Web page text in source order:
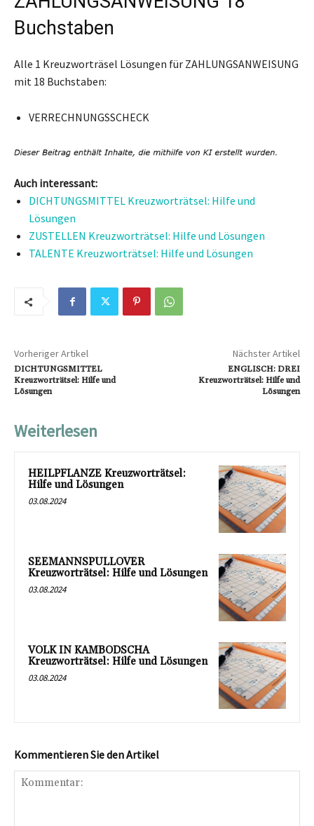
Buchstaben
Alle 1 Kreuzworträsel Lösungen für ZAHLUNGSANWEISUNG
mit 18 Buchstaben:
VERRECHNUNGSSCHECK
Auch interessant:
DICHTUNGSMITTEL Kreuzworträtsel: Hilfe und
Lösungen
ZUSTELLEN Kreuzworträtsel: Hilfe und Lösungen
TALENTE Kreuzworträtsel: Hilfe und Lösungen
Vorheriger Artikel
DICHTUNGSMITTEL
Kreuzworträtsel: Hilfe und
Lösungen
Nächster Artikel
ENGLISCH: DREI
Kreuzworträtsel: Hilfe und
Lösungen
Weiterlesen
HEILPFLANZE Kreuzworträtsel:
Hilfe und Lösungen
03.08.2024
SEEMANNSPULLOVER
Kreuzworträtsel: Hilfe und Lösungen
03.08.2024
VOLK IN KAMBODSCHA
Kreuzworträtsel: Hilfe und Lösungen
03.08.2024
Kommentieren Sie den Artikel